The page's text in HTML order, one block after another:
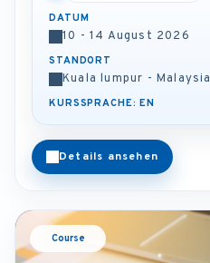
DATUM
10 - 14 August 2026
STANDORT
Kuala lumpur - Malaysia
KURSSPRACHE: EN
Details ansehen
Course